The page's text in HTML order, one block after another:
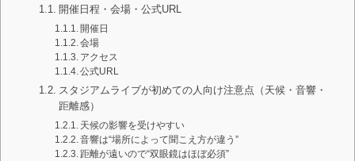
開催日程・会場・公式URL
開催日
会場
アクセス
公式URL
スタジアムライブが初めての人向け注意点（天候・音響・
距離感）
天候の影響を受けやすい
音響は“場所によって聞こえ方が違う”
距離が遠いので“双眼鏡はほぼ必須”